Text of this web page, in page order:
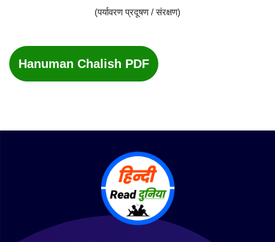
(पर्यावरण प्रदूषण / संरक्षण)
Hanuman Chalish PDF